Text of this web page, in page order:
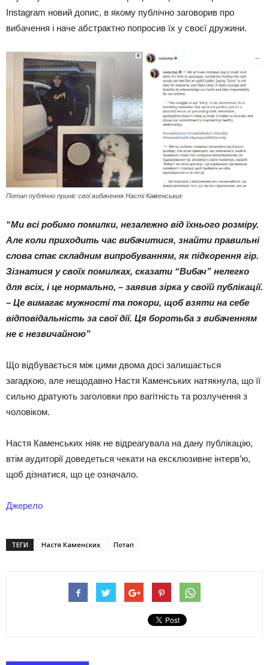
Instagram новий допис, в якому публічно заговорив про
вибачення і наче абстрактно попросив їх у своєї дружини.
Потап публічно приніс свої вибачення Насті Каменських
“Ми всі робимо помилки, незалежно від їхнього розміру.
Але коли приходить час вибачитися, знайти правильні
слова стає складним випробуванням, як підкорення гір.
Зізнатися у своїх помилках, сказати “Вибач” нелегко
для всіх, і це нормально, – заявив зірка у своїй публікації.
– Це вимагає мужності та покори, щоб взяти на себе
відповідальність за свої дії. Ця боротьба з вибаченням
не є незвичайною”
Що відбувається між цими двома досі залишається
загадкою, але нещодавно Настя Каменських натякнула, що її
сильно дратують заголовки про вагітність та розлучення з
чоловіком.
Настя Каменських ніяк не відреагувала на дану публікацію,
втім аудиторії доведеться чекати на ексклюзивне інтерв’ю,
щоб дізнатися, що це означало.
Джерело
ТЕГИ Настя Каменских Потап